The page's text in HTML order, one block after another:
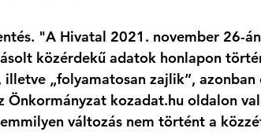
"A Hivatal 2021. november 26-
közérdekű adatok honlapon
illetve „folyamatosan zajlik”,
Önkormányzat kozadat.hu oldalon
változás nem történt a